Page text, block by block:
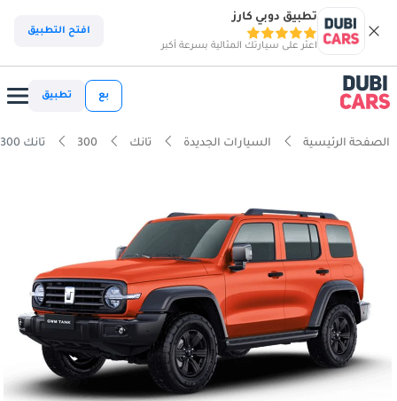
تطبيق دوبي كارز
اعثر على سيارتك المثالية بسرعة أكبر
افتح التطبيق
بع تطبيق
الصفحة الرئيسية السيارات الجديدة تانك 300 تانك 300 كونكيرو 2.0T HEV